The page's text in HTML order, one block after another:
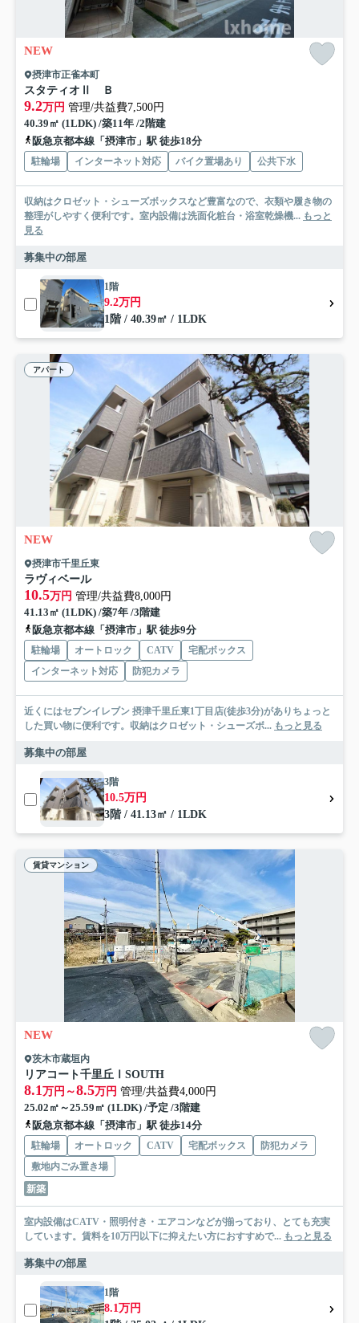
NEW
摂津市正雀本町
スタティオⅡ Ｂ
9.2万円 管理/共益費7,500円
40.39㎡ (1LDK) /築11年 /2階建
阪急京都本線「摂津市」駅 徒歩18分
駐輪場 インターネット対応 バイク置場あり 公共下水
収納はクロゼット・シューズボックスなど豊富なので、衣類や履き物の
整理がしやすく便利です。室内設備は洗面化粧台・浴室乾燥機... もっと
見る
募集中の部屋
1階
9.2万円
1階 / 40.39㎡ / 1LDK
アパート
NEW
摂津市千里丘東
ラヴィベール
10.5万円 管理/共益費8,000円
41.13㎡ (1LDK) /築7年 /3階建
阪急京都本線「摂津市」駅 徒歩9分
駐輪場 オートロック CATV
宅配ボックス
インターネット対応
防犯カメラ
近くにはセブンイレブン 摂津千里丘東1丁目店(徒歩3分)がありちょっと
した買い物に便利です。収納はクロゼット・シューズボ... もっと見る
募集中の部屋
3階
10.5万円
3階 / 41.13㎡ / 1LDK
賃貸マンション
NEW
茨木市蔵垣内
リアコート千里丘ⅠSOUTH
8.1万円～8.5万円 管理/共益費4,000円
25.02㎡～25.59㎡ (1LDK) /予定 /3階建
阪急京都本線「摂津市」駅 徒歩14分
駐輪場 オートロック CATV 宅配ボックス
防犯カメラ
敷地内ごみ置き場
新築
室内設備はCATV・照明付き・エアコンなどが揃っており、とても充実
しています。賃料を10万円以下に抑えたい方におすすめで... もっと見る
募集中の部屋
1階
8.1万円